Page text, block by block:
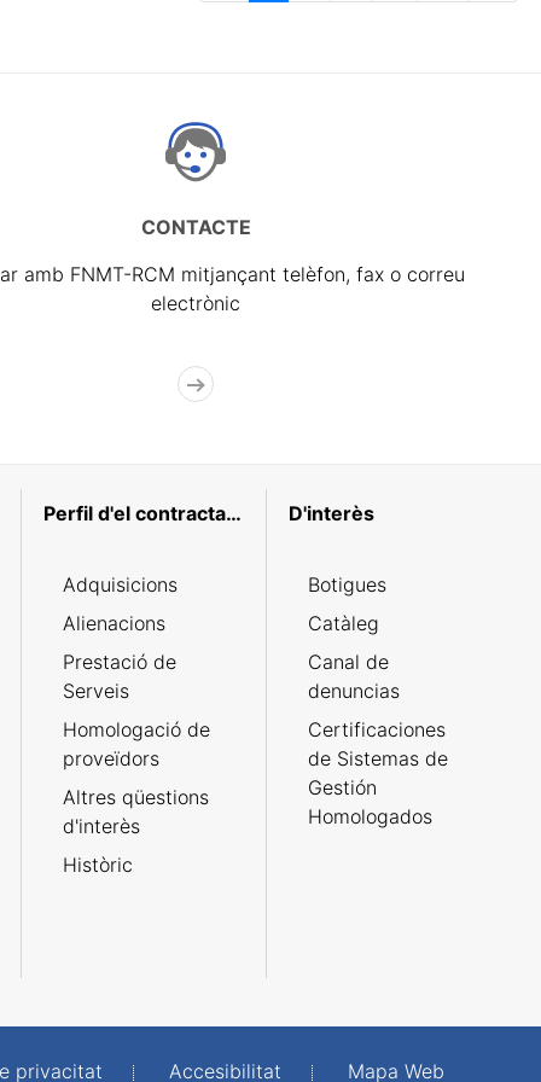
CONTACTE
amb FNMT-RCM mitjançant telèfon, fax o correu
electrònic
Perfil d'el contractant
Adquisicions
Alienacions
Prestació de
Serveis
Homologació de
proveïdors
Altres qüestions
d'interès
Històric
D'interès
Botigues
Catàleg
Canal de
denuncias
Certificaciones
de Sistemas de
Gestión
Homologados
privacitat Accesibilitat Mapa Web